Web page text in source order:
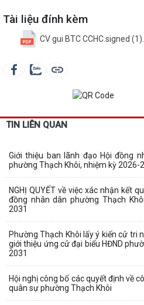
Tài liệu đính kèm
CV gui BTC CCHC.signed
TIN LIÊN QUAN
Giới thiệu ban lãnh đạo Hội đồng
phường Thạch Khôi, nhiệm kỳ 2026-
NGHỊ QUYẾT về việc xác nhận kết
đồng nhân dân phường Thạch
2031
Phường Thạch Khôi lấy ý kiến cử tri
giới thiệu ứng cử đại biểu HĐND
2031
Hội nghị công bố các quyết định về
quân sự phường Thạch Khôi